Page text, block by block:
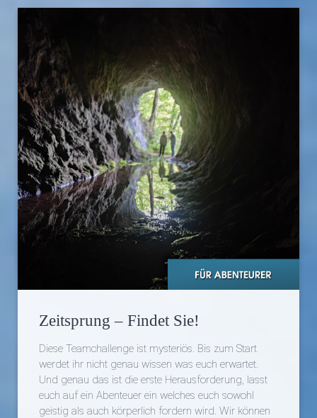
Zeitsprung – Findet Sie!
Diese Teamchallenge ist mysteriös. Bis zum Start
werdet ihr nicht genau wissen was euch erwartet.
Und genau das ist die erste Herausforderung, lasst
euch auf ein Abenteuer ein welches euch sowohl
geistig als auch körperlich fordern wird. Wir können